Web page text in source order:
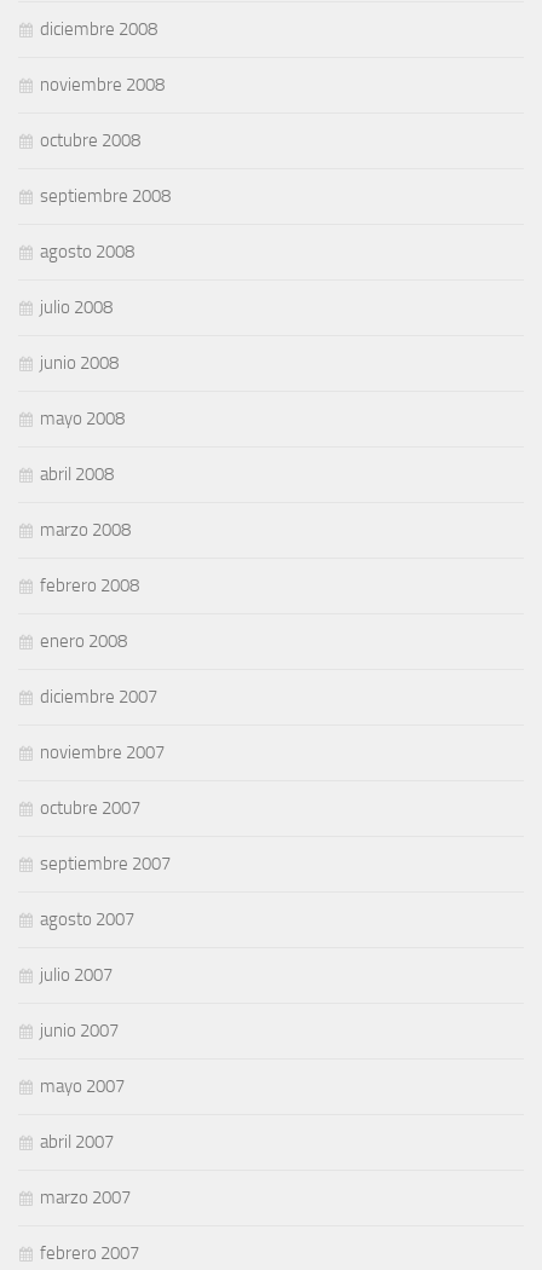
diciembre 2008
noviembre 2008
octubre 2008
septiembre 2008
agosto 2008
julio 2008
junio 2008
mayo 2008
abril 2008
marzo 2008
febrero 2008
enero 2008
diciembre 2007
noviembre 2007
octubre 2007
septiembre 2007
agosto 2007
julio 2007
junio 2007
mayo 2007
abril 2007
marzo 2007
febrero 2007